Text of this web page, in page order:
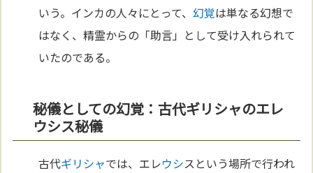
いう。インカの人々にとって、幻覚は単なる幻想で
はなく、精霊からの「助言」として受け入れられて
いたのである。
秘儀としての幻覚：古代ギリシャのエレ
ウシス秘儀
古代ギリシャでは、エレウシスという場所で行われ